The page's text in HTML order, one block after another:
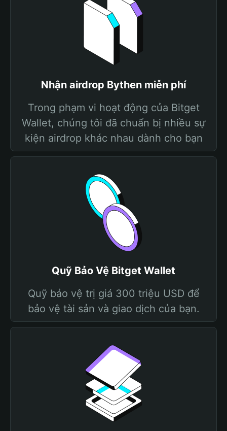
Nhận airdrop Bythen miễn phí
Trong phạm vi hoạt động của Bitget
Wallet, chúng tôi đã chuẩn bị nhiều sự
kiện airdrop khác nhau dành cho bạn
Quỹ Bảo Vệ Bitget Wallet
Quỹ bảo vệ trị giá 300 triệu USD để
bảo vệ tài sản và giao dịch của bạn.